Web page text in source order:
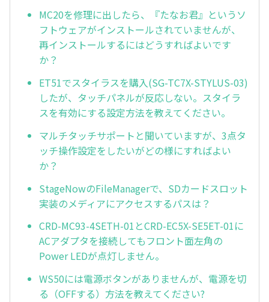
MC20を修理に出したら、『たなお君』というソ
フトウェアがインストールされていませんが、
再インストールするにはどうすればよいです
か？
ET51でスタイラスを購入(SG-TC7X-STYLUS-03)
したが、タッチパネルが反応しない。スタイラ
スを有効にする設定方法を教えてください。
マルチタッチサポートと聞いていますが、3点タ
ッチ操作設定をしたいがどの様にすればよい
か？
StageNowのFileManagerで、SDカードスロット
実装のメディアにアクセスするパスは？
CRD-MC93-4SETH-01とCRD-EC5X-SE5ET-01に
ACアダプタを接続してもフロント面左角の
Power LEDが点灯しません。
WS50には電源ボタンがありませんが、電源を切
る（OFFする）方法を教えてください?